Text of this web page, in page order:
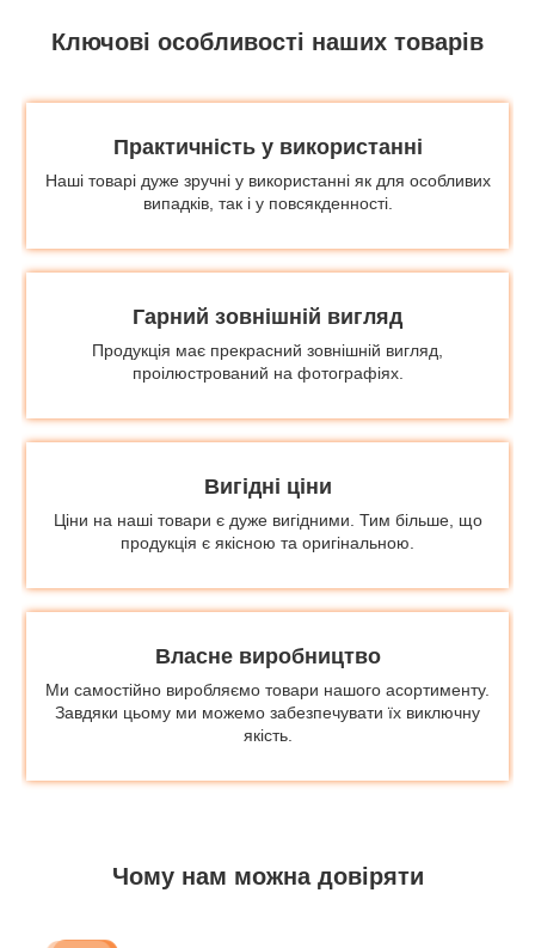
Ключові особливості наших товарів
Практичність у використанні
Наші товарі дуже зручні у використанні як для особливих
випадків, так і у повсякденності.
Гарний зовнішній вигляд
Продукція має прекрасний зовнішній вигляд,
проілюстрований на фотографіях.
Вигідні ціни
Ціни на наші товари є дуже вигідними. Тим більше, що
продукція є якісною та оригінальною.
Власне виробництво
Ми самостійно виробляємо товари нашого асортименту.
Завдяки цьому ми можемо забезпечувати їх виключну
якість.
Чому нам можна довіряти